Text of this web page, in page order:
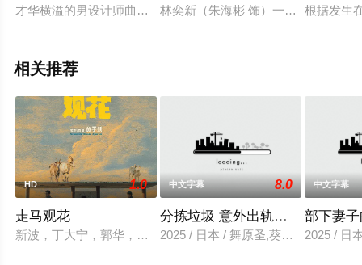
才华横溢的男设计师曲平为了设计以“春、夏、秋、冬”四季命
林奕新（朱海彬 饰）一家在汕头经
根据发生
相关推荐
HD 1.0
走马观花
新波，丁大宁，郭华，程一木他们毕业于同一所大学。他们和
中文字幕 8.0
分拣垃圾 意外出轨性爱
2025 / 日本 / 舞原圣,葵悠太
中文字幕
部下妻
2025 / 日